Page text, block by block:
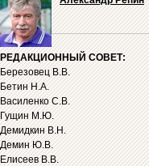
РЕДАКЦИОННЫЙ СОВЕТ:
Березовец В.В.
Бетин Н.А.
Василенко С.В.
Гущин М.Ю.
Демидкин В.Н.
Демин Ю.В.
Елисеев В.В.